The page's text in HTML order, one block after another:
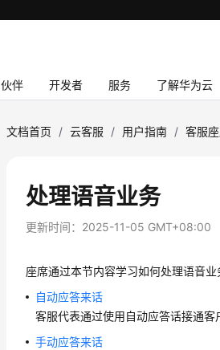
伙伴 开发者 服务 了解华为云
文档首页 / 云客服 / 用户指南 / 客服
处理语音业务
更新时间： 2025-11-05 GMT+08:00
座席通过本节内容学习如何处理语音业
自动应答来话
客服代表通过使用自动应答话接通客
手动应答来话